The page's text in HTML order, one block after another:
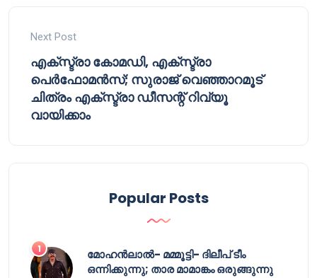
Next Post
എക്സ്ട്രാ കോമഡി, എക്സ്ട്രാ
പെർഫോമൻസ്; സുരാജ് വെഞ്ഞാറമൂട്
ചിത്രം എക്സ്ട്രാ ഡീസന്റ് റിവ്യൂ
വായിക്കാം
Popular Posts
മോഹൻലാൽ- മമ്മൂട്ടി- ദിലീപ് ടീം
ഒന്നിക്കുന്നു; താര മാമാങ്കം ഒരുങ്ങുന്നു